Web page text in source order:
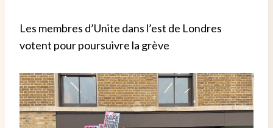
Les membres d’Unite dans l’est de Londres
votent pour poursuivre la grève